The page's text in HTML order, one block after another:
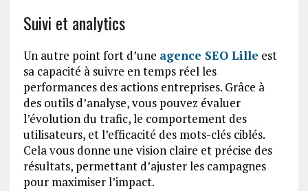
Suivi et analytics
Un autre point fort d’une agence SEO Lille est
sa capacité à suivre en temps réel les
performances des actions entreprises. Grâce à
des outils d’analyse, vous pouvez évaluer
l’évolution du trafic, le comportement des
utilisateurs, et l’efficacité des mots-clés ciblés.
Cela vous donne une vision claire et précise des
résultats, permettant d’ajuster les campagnes
pour maximiser l’impact.